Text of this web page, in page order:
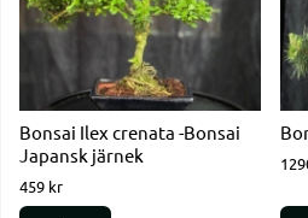
Bonsai Ilex crenata -Bonsai
Japansk järnek
459 kr